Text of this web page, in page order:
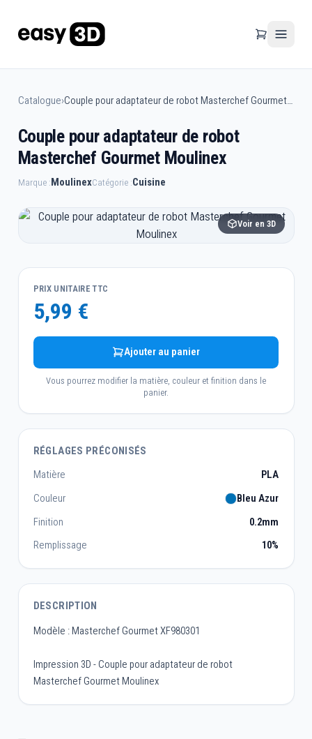
Catalogue› Couple pour adaptateur de robot Masterchef Gourmet Moulinex
Couple pour adaptateur de robot
Masterchef Gourmet Moulinex
Marque :MoulinexCatégorie :Cuisine
Voir en 3D
PRIX UNITAIRE TTC
5,99 €
Ajouter au panier
Vous pourrez modifier la matière, couleur et finition dans le
panier.
RÉGLAGES PRÉCONISÉS
Matière
PLA
Couleur
Bleu Azur
Finition
0.2mm
Remplissage
10%
DESCRIPTION
Modèle : Masterchef Gourmet XF980301
Impression 3D - Couple pour adaptateur de robot
Masterchef Gourmet Moulinex